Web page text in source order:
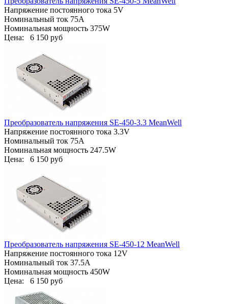
Напряжение постоянного тока 5V
Номинальный ток 75A
Номинальная мощность 375W
Цена: 6 150 руб
Преобразователь напряжения SE-450-3.3 MeanWell
Напряжение постоянного тока 3.3V
Номинальный ток 75A
Номинальная мощность 247.5W
Цена: 6 150 руб
Преобразователь напряжения SE-450-12 MeanWell
Напряжение постоянного тока 12V
Номинальный ток 37.5A
Номинальная мощность 450W
Цена: 6 150 руб